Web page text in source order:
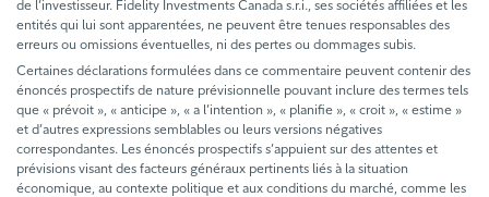
de l’investisseur. Fidelity Investments Canada s.r.i., ses sociétés affiliées et les
entités qui lui sont apparentées, ne peuvent être tenues responsables des
erreurs ou omissions éventuelles, ni des pertes ou dommages subis.
Certaines déclarations formulées dans ce commentaire peuvent contenir des
énoncés prospectifs de nature prévisionnelle pouvant inclure des termes tels
que « prévoit », « anticipe », « a l’intention », « planifie », « croit », « estime »
et d’autres expressions semblables ou leurs versions négatives
correspondantes. Les énoncés prospectifs s’appuient sur des attentes et
prévisions visant des facteurs généraux pertinents liés à la situation
économique, au contexte politique et aux conditions du marché, comme les